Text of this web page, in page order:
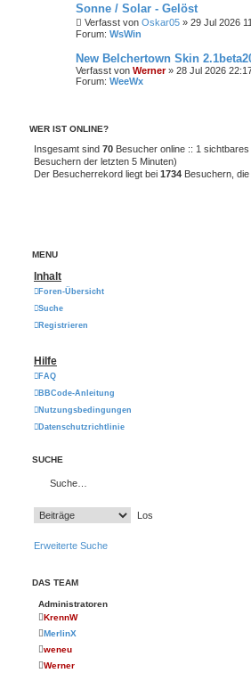
Sonne / Solar - Gelöst
Verfasst von Oskar05 » 29 Jul 2026
Forum: WsWin
New Belchertown Skin
Verfasst von Werner» 28 Jul 2026
Forum: WeeWx
WER IST ONLINE?
Insgesamt sind 70 Besucher online :: 1
Besuchern der letzten 5 Minuten)
Der Besucherrekord liegt bei 1734 Besuchern,
MENÜ
Inhalt
Foren-Übersicht
Suche
Registrieren
Hilfe
FAQ
BBCode-Anleitung
Nutzungsbedingungen
Datenschutzrichtlinie
SUCHE
Erweiterte Suche
DAS TEAM
Administratoren
KrennW
MerlinX
weneu
Werner